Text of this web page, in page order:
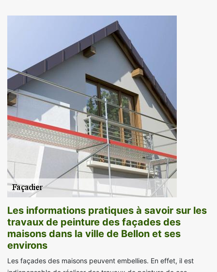
Les informations pratiques à savoir sur les
travaux de peinture des façades des
maisons dans la ville de Bellon et ses
environs
Les façades des maisons peuvent embellies. En effet, il est